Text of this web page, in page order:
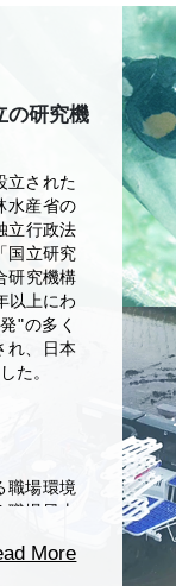
の研究機
立された
水産省の
立行政法
国立研究
研究機構
以上にわ
"の多く
れ、日本
た。
職場環境
場風土
ティ(多
More